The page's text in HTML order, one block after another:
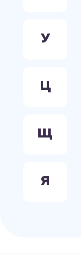
У
Ц
Щ
Я